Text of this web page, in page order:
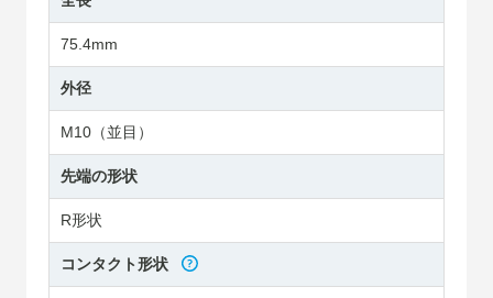
75.4mm
外径
M10（並目）
先端の形状
R形状
コンタクト形状